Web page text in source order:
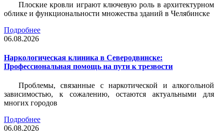
Плоские кровли играют ключевую роль в архитектурном
облике и функциональности множества зданий в Челябинске
Подробнее
06.08.2026
Наркологическая клиника в Северодвинске:
Профессиональная помощь на пути к трезвости
Проблемы, связанные с наркотической и алкогольной
зависимостью, к сожалению, остаются актуальными для
многих городов
Подробнее
06.08.2026